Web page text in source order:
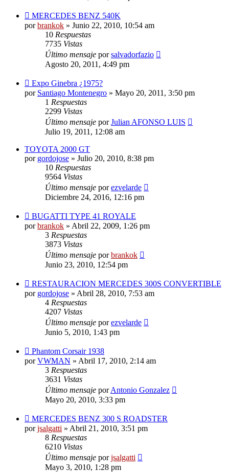
MERCEDES BENZ 540K
porbrankok » Junio 22, 2010, 10:54 am
10 Respuestas
7735 Vistas
Último mensaje porsalvadorfazio
Agosto 20, 2011, 4:49 pm
Expo Ginebra ¿1975?
por Santiago Montenegro » Mayo 20, 2011, 3:50 pm
1 Respuestas
2299 Vistas
Último mensaje porJulian AFONSO LUIS
Julio 19, 2011, 12:08 am
TOYOTA 2000 GT
por gordojose » Julio 20, 2010, 8:38 pm
10 Respuestas
9564 Vistas
Último mensaje porezvelarde
Diciembre 24, 2016, 12:16 pm
BUGATTI TYPE 41 ROYALE
porbrankok » Abril 22, 2009, 1:26 pm
3 Respuestas
3873 Vistas
Último mensaje porbrankok
Junio 23, 2010, 12:54 pm
RESTAURACION MERCEDES 300S CONVERTIBLE
por gordojose » Abril 28, 2010, 7:53 am
4 Respuestas
4207 Vistas
Último mensaje porezvelarde
Junio 5, 2010, 1:43 pm
Phantom Corsair 1938
porVWMAN » Abril 17, 2010, 2:14 am
3 Respuestas
3631 Vistas
Último mensaje porAntonio Gonzalez
Mayo 20, 2010, 3:33 pm
MERCEDES BENZ 300 S ROADSTER
porjsalgatti » Abril 21, 2010, 3:51 pm
8 Respuestas
6210 Vistas
Último mensaje porjsalgatti
Mayo 3, 2010, 1:28 pm